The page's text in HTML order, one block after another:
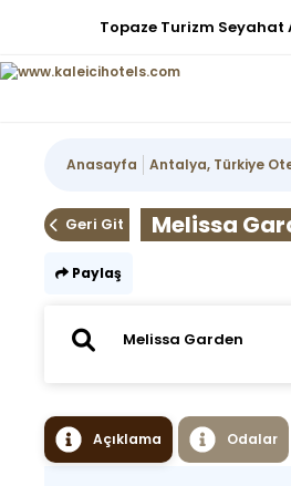
Topaze Turizm Seyahat
Anasayfa Antalya, Türkiye
Geri Git Melissa
Paylaş
Açıklama Odalar